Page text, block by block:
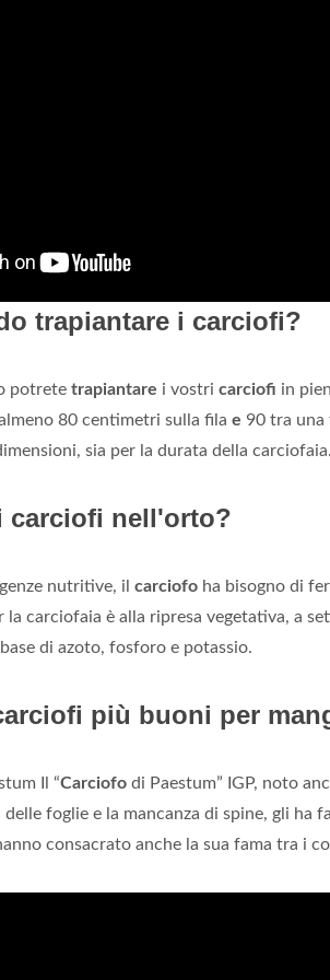
trapiantare i carciofi?
potrete trapiantare i vostri carciofi in
80 centimetri sulla fila e 90 tra una
sia per la durata della carciofaia.
carciofi nell'orto?
nutritive, il carciofo ha bisogno di
la carciofaia è alla ripresa vegetativa, a
di azoto, fosforo e potassio.
più buoni per
Il “Carciofo di Paestum” IGP, noto
delle foglie e la mancanza di spine, gli
consacrato anche la sua fama tra i